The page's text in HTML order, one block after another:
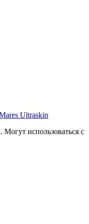
Ultraskin
использоваться с